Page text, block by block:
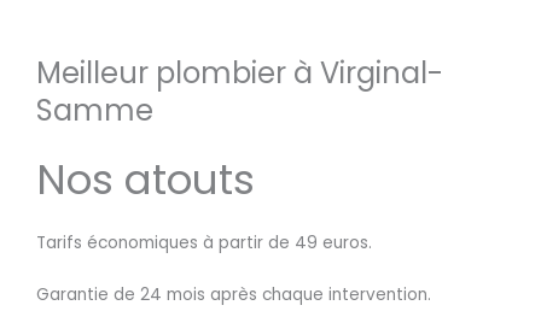
Meilleur plombier à Virginal-
Samme
Nos atouts
Tarifs économiques à partir de 49 euros.
Garantie de 24 mois après chaque intervention.